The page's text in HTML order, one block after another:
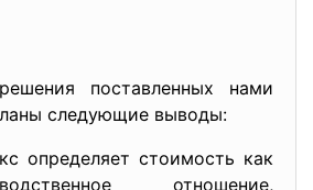
поставленных нами
следующие выводы:
определяет стоимость как
отношение,